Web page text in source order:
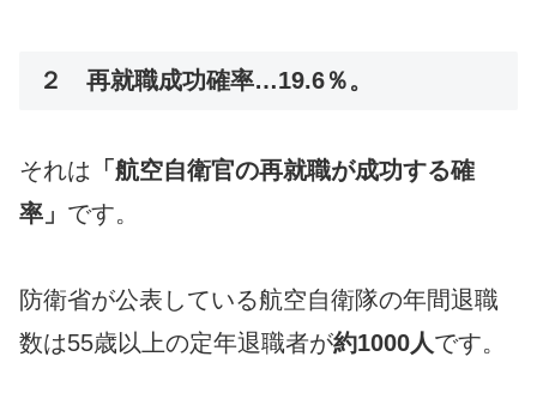
２ 再就職成功確率…19.6％。
それは 「航空自衛官の再就職が成功する確
率」 です。
防衛省が公表している航空自衛隊の年間退職
数は55歳以上の定年退職者が約1000人です。